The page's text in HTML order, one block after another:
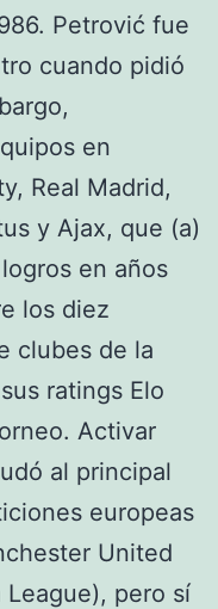
Petrović fue
cuando pidió
en
Real Madrid,
y Ajax, que (a)
en años
los diez
clubes de la
ratings Elo
Activar
al principal
europeas
United
League), pero sí